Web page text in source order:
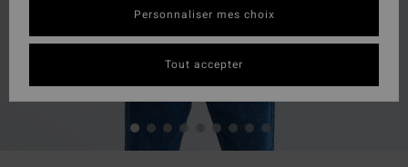
Personnaliser mes choix
Tout accepter